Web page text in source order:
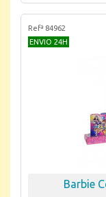
Refª 84962
ENVIO 24H
Barbie